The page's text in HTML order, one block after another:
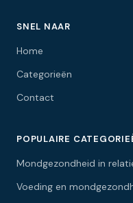
SNEL NAAR
Home
Categorieën
Contact
POPULAIRE
Mondgezondheid in
Voeding en